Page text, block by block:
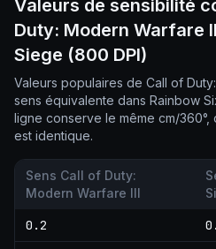
Valeurs de sensibilité
Duty: Modern Warfare
Siege (800 DPI)
Valeurs populaires de Call of
sens équivalente dans Rainbow
ligne conserve le même cm/
est identique.
Sens Call of Duty:
Modern Warfare III
0.2